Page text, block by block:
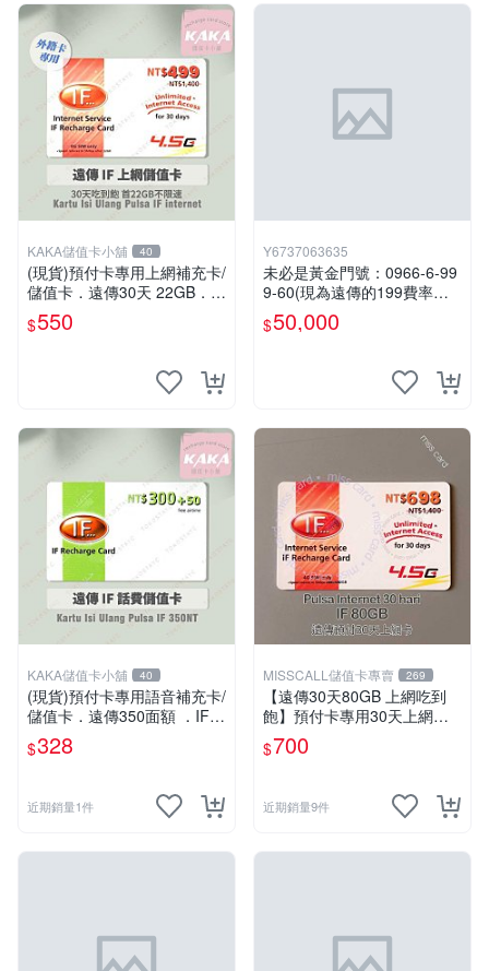
KAKA儲值卡小舖 40
(現貨)預付卡專用上網補充卡/
儲值卡．遠傳30天 22GB．上
網吃到飽．IF499．遠傳外籍
可儲 [KAKA儲值卡小舖]
$550
Y6737063635
未必是黃金門號：0966-6-99
9-60(現為遠傳的199費率門
號，屆時將以無約狀態過
戶)。
$50,000
KAKA儲值卡小舖 40
(現貨)預付卡專用語音補充卡/
儲值卡．遠傳350面額 ．IF 3
50 [KAKA儲值卡小舖]
$328
近期銷量1件
MISSCALL儲值卡專賣 269
【遠傳30天80GB 上網吃到
飽】預付卡專用30天上網補
充卡/儲值卡．台灣人可儲．I
nternet ifu．IF698⚡MissCall
$700
近期銷量9件